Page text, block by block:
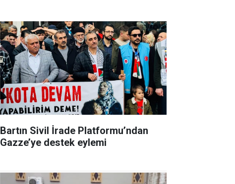
Bartın Sivil İrade Platformu’ndan
Gazze’ye destek eylemi